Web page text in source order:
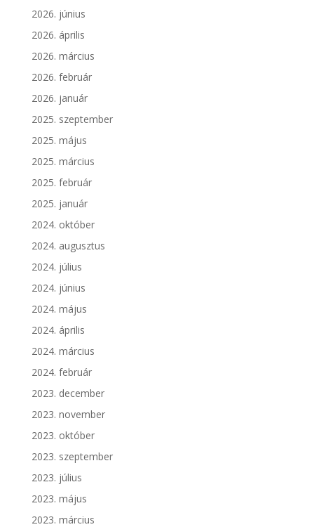
2026. június
2026. április
2026. március
2026. február
2026. január
2025. szeptember
2025. május
2025. március
2025. február
2025. január
2024. október
2024. augusztus
2024. július
2024. június
2024. május
2024. április
2024. március
2024. február
2023. december
2023. november
2023. október
2023. szeptember
2023. július
2023. május
2023. március